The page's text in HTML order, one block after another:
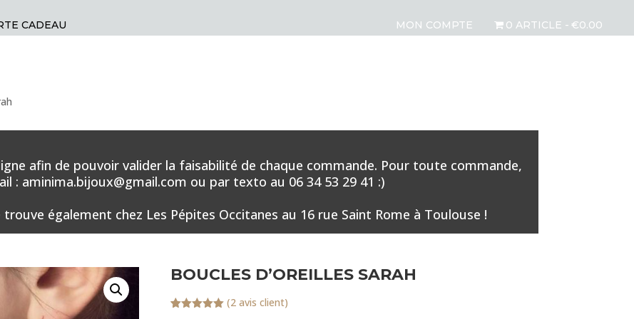
CADEAU MON COMPTE 0 ARTICLE €0.00
afin de pouvoir valider la faisabilité de chaque commande. Pour toute commande,
: aminima.bijoux@gmail.com ou par texto au 06 34 53 29 41 :)
également chez Les Pépites Occitanes au 16 rue Saint Rome à Toulouse !
BOUCLES D’OREILLES SARAH
(2 avis client)